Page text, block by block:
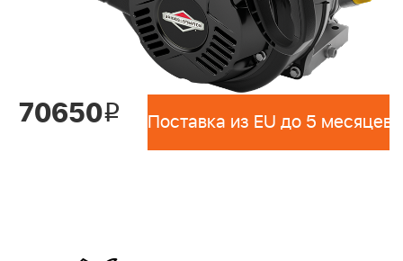
70650i Поставка из EU до 5 месяцев